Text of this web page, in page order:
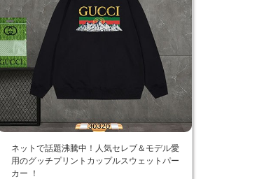
ネットで話題沸騰中！人気セレブ＆モデル愛
用のグッチプリントカップルスウェットパー
カー ！